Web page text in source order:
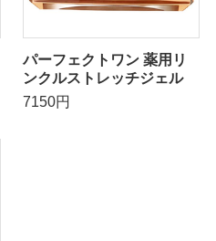
パーフェクトワン 薬用リ
ンクルストレッチジェル
7150円